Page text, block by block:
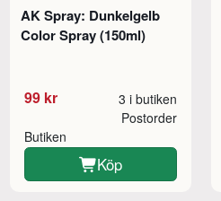
AK Spray: Dunkelgelb
Color Spray (150ml)
99 kr 3 i butiken
Butiken
Postorder
Köp